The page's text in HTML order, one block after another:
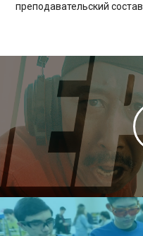
преподавательский состав